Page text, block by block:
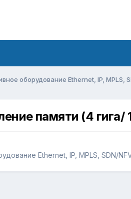
оборудование Ethernet, IP, MPLS,
памяти (4 гига/
Ethernet, IP, MPLS, SDN/